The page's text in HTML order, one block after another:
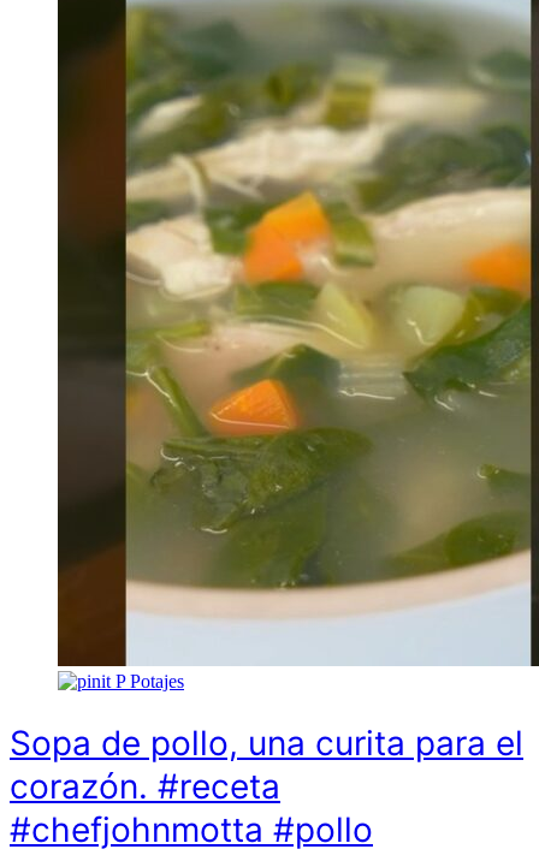
P Potajes
Sopa de pollo, una curita para el
corazón. #receta
#chefjohnmotta #pollo